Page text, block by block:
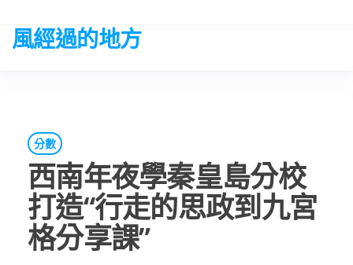
the
風經過的地方
分數
西南年夜學秦皇島分校
打造“行走的思政到九宮
格分享課”